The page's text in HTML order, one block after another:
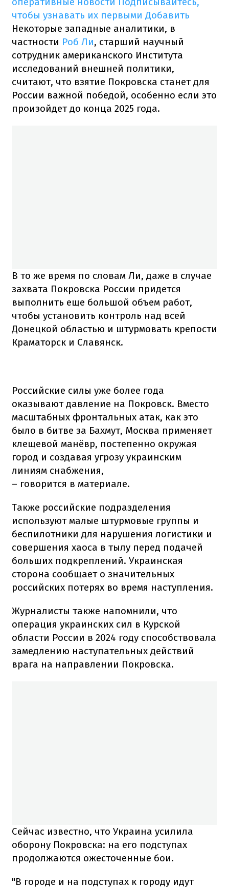
чтобы узнавать их первыми Добавить
Некоторые западные аналитики, в
частности Роб Ли, старший научный
сотрудник американского Института
исследований внешней политики,
считают, что взятие Покровска станет для
России важной победой, особенно если это
произойдет до конца 2025 года.
В то же время по словам Ли, даже в случае
захвата Покровска России придется
выполнить еще большой объем работ,
чтобы установить контроль над всей
Донецкой областью и штурмовать крепости
Краматорск и Славянск.
Российские силы уже более года
оказывают давление на Покровск. Вместо
масштабных фронтальных атак, как это
было в битве за Бахмут, Москва применяет
клещевой манёвр, постепенно окружая
город и создавая угрозу украинским
линиям снабжения,
– говорится в материале.
Также российские подразделения
используют малые штурмовые группы и
беспилотники для нарушения логистики и
совершения хаоса в тылу перед подачей
больших подкреплений. Украинская
сторона сообщает о значительных
российских потерях во время наступления.
Журналисты также напомнили, что
операция украинских сил в Курской
области России в 2024 году способствовала
замедлению наступательных действий
врага на направлении Покровска.
Сейчас известно, что Украина усилила
оборону Покровска: на его подступах
продолжаются ожесточенные бои.
"В городе и на подступах к городу идут